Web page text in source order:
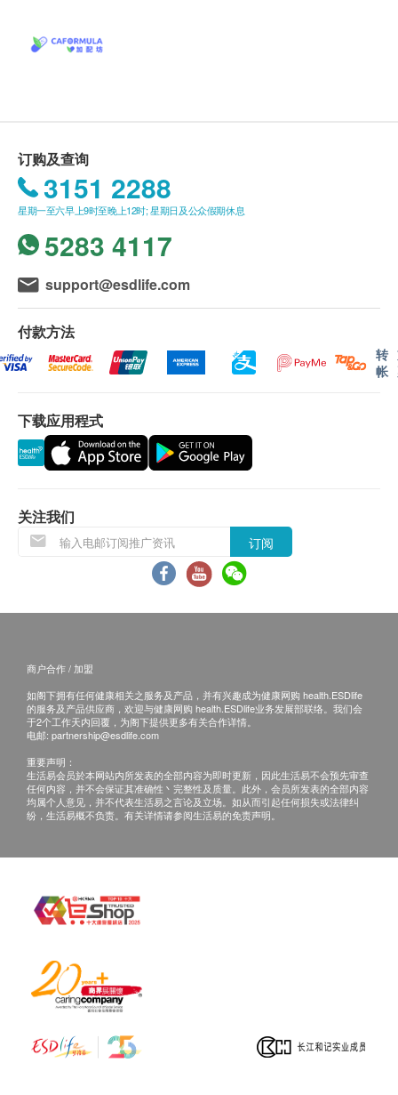
送货条款：
悬挂或黑色暴雨警告生效时，送货服务时间将会延迟。
所有订单须视乎相关货品的供应情况再作最后确认。 倘
若健康网购health. ESDlife未能提供任何订单上的货
品，健康网购health. ESDlife有权拒绝接受该订单，并
且会于送货前透过电话或电邮通知顾客再作安排。
退换条款：
当顾客收取已订购之货品时，有责任检查货品是否有损
毁情况，一经确认签收，恕不接受退换。
退换产品必须包装完整，如退换之产品有任何残缺或过
期退回，供应商有权不受理。
如有其他损坏或遗漏查询，顾客必须保留有效收据正
Healthway International Limited客户服务部跟进。
电邮： info@ashealthway.com
订购及查询
3151 2288
星期一至六早上9时至晚上12时; 星期日及公众假期休息
5283 4117
support@esdlife.com
付款方法
转
帐
下载应用程式
关注我们
订阅
商户合作 / 加盟
如阁下拥有任何健康相关之服务及产品，并有兴趣成为健康网购 health.ESDlife
的服务及产品供应商，欢迎与健康网购 health.ESDlife业务发展部联络。我们会
于2个工作天内回覆，为阁下提供更多有关合作详情。
电邮: partnership@esdlife.com
重要声明：
生活易会员於本网站内所发表的全部内容为即时更新，因此生活易不会预先审查
任何内容，并不会保证其准确性丶完整性及质量。此外，会员所发表的全部内容
均属个人意见，并不代表生活易之言论及立场。如从而引起任何损失或法律纠
纷，生活易概不负责。有关详情请参阅生活易的免责声明。